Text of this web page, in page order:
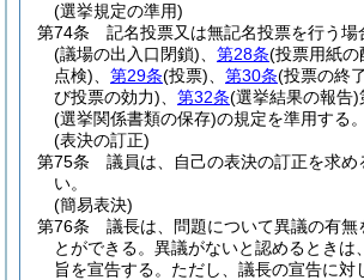
(選挙規定の準用)
第74条
記名投票又は無記名投票を行う場
(議場の出入口閉鎖)
第28条(投票用紙の
点検)
第29条(投票) 第30条(投票の終
び投票の効力)
第32条(選挙結果の報告)
(選挙関係書類の保存)の規定を準用する。
(表決の訂正)
第75条
議員は、自己の表決の訂正を求め
い。
(簡易表決)
第76条
議長は、問題について異議の有無
とができる。 異議がないと認めるときは
旨を宣告する。 ただし、議長の宣告に対